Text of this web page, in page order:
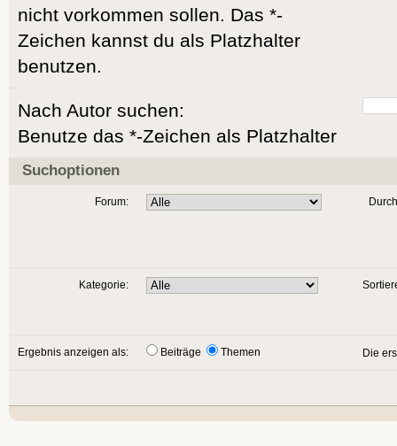
nicht vorkommen sollen. Das *-
Zeichen kannst du als Platzhalter
benutzen.
Nach Autor suchen:
Benutze das *-Zeichen als Platzhalter
Suchoptionen
Forum:
Kategorie:
Ergebnis anzeigen als: Beiträge Themen Die